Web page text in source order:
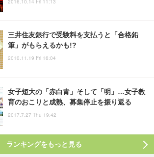
2016.10.14 Fri 11:13
三井住友銀行で受験料を支払うと「合格鉛
筆」がもらえるかも!?
2010.11.19 Fri 16:04
女子短大の「赤白青」そして「明」…女子教
育のおこりと成熟、募集停止を振り返る
2017.7.27 Thu 19:42
ランキングをもっと見る